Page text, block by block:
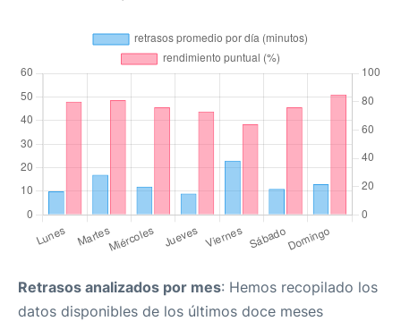
Retrasos analizados por mes: Hemos recopilado los
datos disponibles de los últimos doce meses